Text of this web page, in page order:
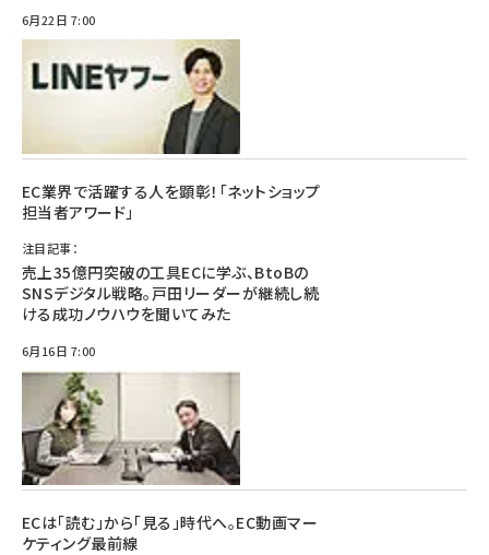
6月22日 7:00
EC業界で活躍する人を顕彰！「ネットショップ
担当者アワード」
注目記事：
売上35億円突破の工具ECに学ぶ、BtoBの
SNSデジタル戦略。戸田リーダーが継続し続
ける成功ノウハウを聞いてみた
6月16日 7:00
ECは「読む」から「見る」時代へ。EC動画マー
ケティング最前線